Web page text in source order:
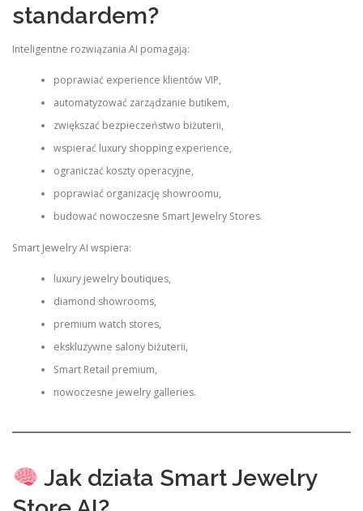
standardem?
Inteligentne rozwiązania AI pomagają:
poprawiać experience klientów VIP,
automatyzować zarządzanie butikem,
zwiększać bezpieczeństwo biżuterii,
wspierać luxury shopping experience,
ograniczać koszty operacyjne,
poprawiać organizację showroomu,
budować nowoczesne Smart Jewelry Stores.
Smart Jewelry AI wspiera:
luxury jewelry boutiques,
diamond showrooms,
premium watch stores,
ekskluzywne salony biżuterii,
Smart Retail premium,
nowoczesne jewelry galleries.
Jak działa Smart Jewelry